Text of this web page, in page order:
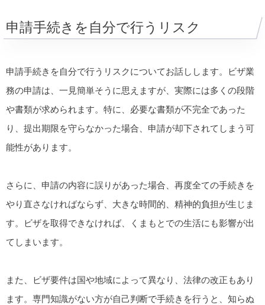
申請手続きを自分で行うリスク
申請手続きを自分で行うリスクについてお話しします。ビザ業
務の申請は、一見簡単そうに思えますが、実際には多くの段階
や書類が求められます。特に、必要な書類が不完全であった
り、提出期限を守らなかった場合、申請が却下されてしまう可
能性があります。
さらに、申請の内容に誤りがあった場合、再度全ての手続きを
やり直さなければならず、大きな時間的、精神的負担が生じま
す。ビザを取得できなければ、くまもとでの生活にも影響が出
てしまいます。
また、ビザ要件は国や地域によって異なり、法律の改正もあり
ます。専門知識がない方が自己判断で手続きを行うと、知らぬ